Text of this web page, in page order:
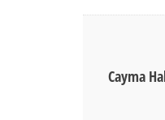
Cayma